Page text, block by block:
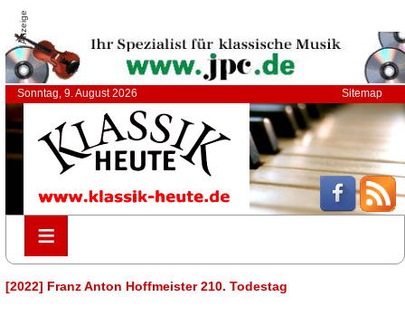
Anzeige
Sonntag, 9. August 2026 Sitemap
≡
≡
[2022] Franz Anton Hoffmeister 210. Todestag